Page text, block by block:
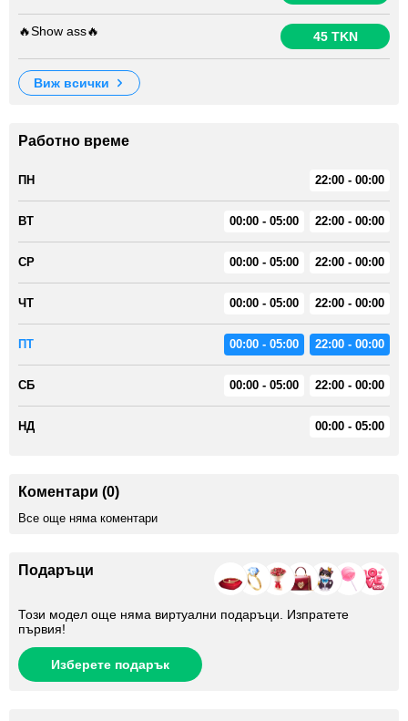
🔥Show ass🔥 45 TKN
виж всички
Работно време
ПН 22:00 - 00:00
ВТ 00:00 - 05:00 22:00 - 00:00
СР 00:00 - 05:00 22:00 - 00:00
ЧТ 00:00 - 05:00 22:00 - 00:00
ПТ 00:00 - 05:00 22:00 - 00:00
СБ 00:00 - 05:00 22:00 - 00:00
НД 00:00 - 05:00
Коментари (0)
Все още няма коментари
Подаръци
Този модел още няма виртуални подаръци. Изпратете
първия!
Изберете подарък